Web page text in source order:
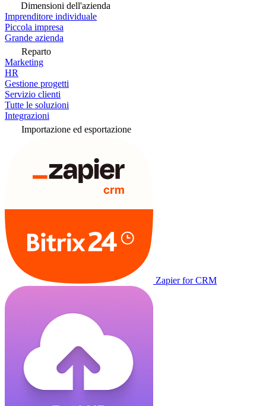
Dimensioni dell'azienda
Imprenditore individuale
Piccola impresa
Grande azienda
Reparto
Marketing
HR
Gestione progetti
Servizio clienti
Tutte le soluzioni
Integrazioni
Importazione ed esportazione
Zapier for CRM